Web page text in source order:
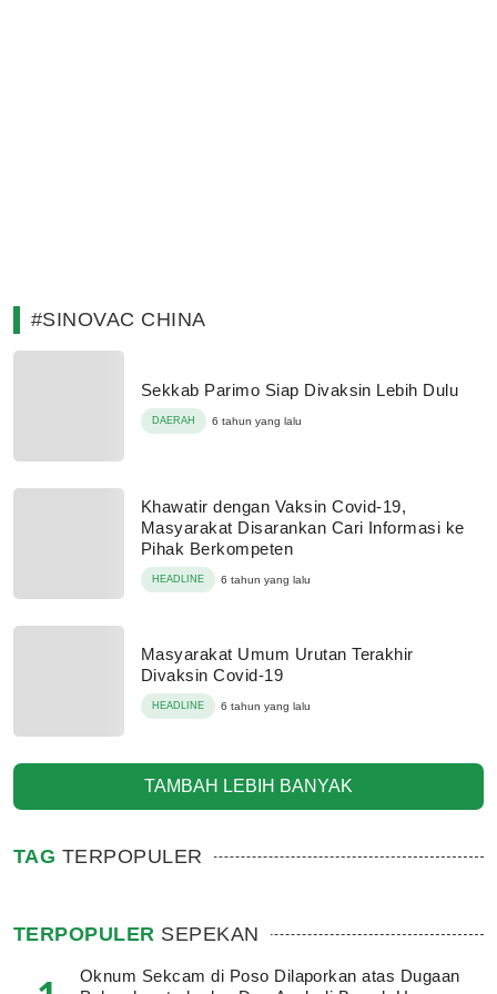
#SINOVAC CHINA
Sekkab Parimo Siap Divaksin Lebih Dulu
DAERAH 6 tahun yang lalu
Khawatir dengan Vaksin Covid-19,
Masyarakat Disarankan Cari Informasi ke
Pihak Berkompeten
HEADLINE 6 tahun yang lalu
Masyarakat Umum Urutan Terakhir
Divaksin Covid-19
HEADLINE 6 tahun yang lalu
TAMBAH LEBIH BANYAK
TAG TERPOPULER
TERPOPULER SEPEKAN
Oknum Sekcam di Poso Dilaporkan atas Dugaan